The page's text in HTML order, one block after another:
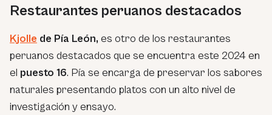
Restaurantes peruanos destacados
Kjolle de Pía León, es otro de los restaurantes
peruanos destacados que se encuentra este 2024 en
el puesto 16. Pía se encarga de preservar los sabores
naturales presentando platos con un alto nivel de
investigación y ensayo.